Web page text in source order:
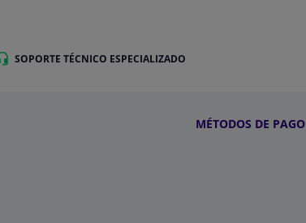
SOPORTE TÉCNICO ESPECIALIZADO
MÉTODOS DE PAGO